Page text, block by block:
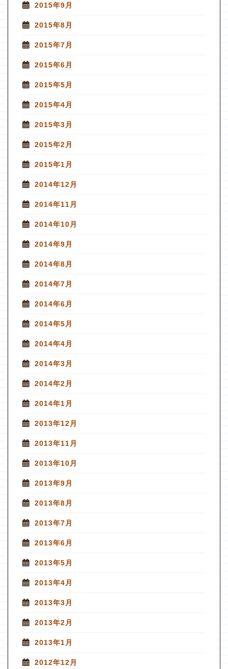
2015年9月
2015年8月
2015年7月
2015年6月
2015年5月
2015年4月
2015年3月
2015年2月
2015年1月
2014年12月
2014年11月
2014年10月
2014年9月
2014年8月
2014年7月
2014年6月
2014年5月
2014年4月
2014年3月
2014年2月
2014年1月
2013年12月
2013年11月
2013年10月
2013年9月
2013年8月
2013年7月
2013年6月
2013年5月
2013年4月
2013年3月
2013年2月
2013年1月
2012年12月